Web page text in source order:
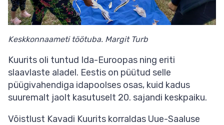
Keskkonnaameti töötuba. Margit Turb
Kuurits oli tuntud Ida-Euroopas ning eriti
slaavlaste aladel. Eestis on püütud selle
püügivahendiga idapoolses osas, kuid kadus
suuremalt jaolt kasutuselt 20. sajandi keskpaiku.
Võistlust Kavadi Kuurits korraldas Uue-Saaluse